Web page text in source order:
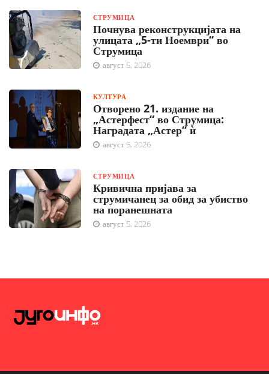
СТРУМИЦА
Почнува реконструкцијата на
улицата „5-ти Ноември“ во
Струмица
август 5, 2026
КУЛТУРА
Отворено 21. издание на
„Астерфест“ во Струмица:
Наградата „Астер“ ѝ
август 5, 2026
СТРУМИЦА
Кривична пријава за
струмичанец за обид за убиство
на поранешната
август 5, 2026